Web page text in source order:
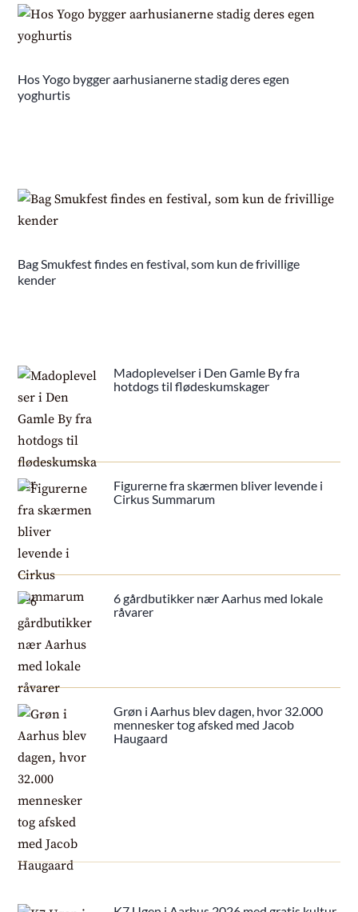
Hos Yogo bygger aarhusianerne stadig deres egen
yoghurtis
Bag Smukfest findes en festival, som kun de frivillige
kender
Madoplevelser i Den Gamle By fra
hotdogs til flødeskumskager
Figurerne fra skærmen bliver levende i
Cirkus Summarum
6 gårdbutikker nær Aarhus med lokale
råvarer
Grøn i Aarhus blev dagen, hvor 32.000
mennesker tog afsked med Jacob
Haugaard